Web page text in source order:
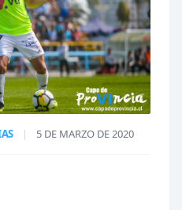
| 5 DE MARZO DE 2020